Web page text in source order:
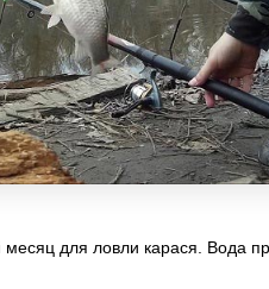
для ловли карася. Вода